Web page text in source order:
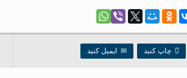
 چاپ کنید ✉ ایمیل کنید